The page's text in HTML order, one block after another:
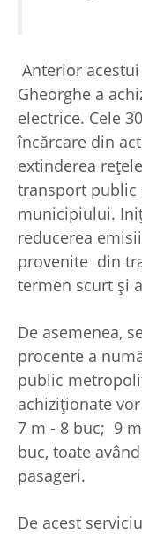
Anterior
Gheorghe a
electrice. Cele
încărcare din
extinderea
transport public
municipiului.
reducerea
provenite din
termen scurt și
De asemenea,
procente a
public
achiziționate
7 m - 8 buc; 9
buc, toate
pasageri.
De acest